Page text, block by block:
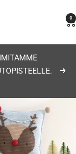
0